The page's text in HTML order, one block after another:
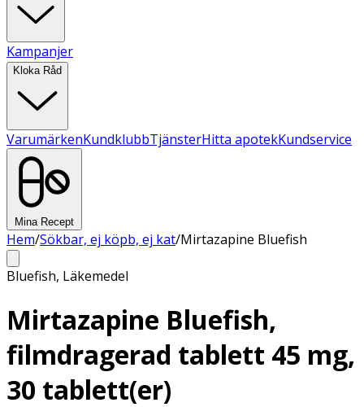
Kampanjer
Kloka Råd
VarumärkenKundklubbTjänsterHitta apotekKundservice
Mina Recept
Hem/Sökbar, ej köpb, ej kat/Mirtazapine Bluefish
Bluefish, Läkemedel
Mirtazapine Bluefish,
filmdragerad tablett 45 mg,
30 tablett(er)